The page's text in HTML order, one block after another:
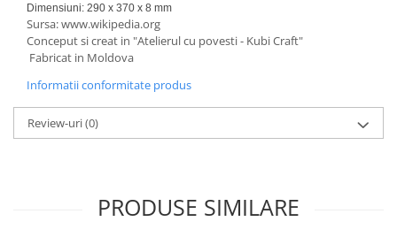
Dimensiuni: 290 x 370 x 8 mm
Sursa: www.wikipedia.org
Conceput si creat in "Atelierul cu povesti - Kubi Craft"
Fabricat in Moldova
Informatii conformitate produs
Review-uri(0)
PRODUSE SIMILARE